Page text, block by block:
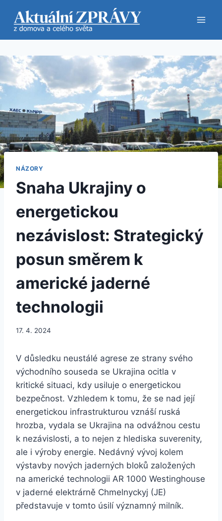
obsah
NÁZORY
Snaha Ukrajiny o
energetickou
nezávislost: Strategický
posun směrem k
americké jaderné
technologii
17. 4. 2024
V důsledku neustálé agrese ze strany svého
východního souseda se Ukrajina ocitla v
kritické situaci, kdy usiluje o energetickou
bezpečnost. Vzhledem k tomu, že se nad její
energetickou infrastrukturou vznáší ruská
hrozba, vydala se Ukrajina na odvážnou cestu
k nezávislosti, a to nejen z hlediska suverenity,
ale i výroby energie. Nedávný vývoj kolem
výstavby nových jaderných bloků založených
na americké technologii AR 1000 Westinghouse
v jaderné elektrárně Chmelnyckyj (JE)
představuje v tomto úsilí významný milník.